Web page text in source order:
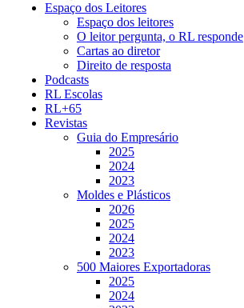
Espaço dos Leitores
Espaço dos leitores
O leitor pergunta, o RL responde
Cartas ao diretor
Direito de resposta
Podcasts
RL Escolas
RL+65
Revistas
Guia do Empresário
2025
2024
2023
Moldes e Plásticos
2026
2025
2024
2023
500 Maiores Exportadoras
2025
2024